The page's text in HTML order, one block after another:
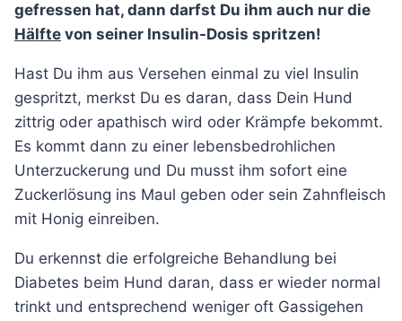
gefressen hat, dann darfst Du ihm auch nur die
Hälfte von seiner Insulin-Dosis spritzen!
Hast Du ihm aus Versehen einmal zu viel Insulin
gespritzt, merkst Du es daran, dass Dein Hund
zittrig oder apathisch wird oder Krämpfe bekommt.
Es kommt dann zu einer lebensbedrohlichen
Unterzuckerung und Du musst ihm sofort eine
Zuckerlösung ins Maul geben oder sein Zahnfleisch
mit Honig einreiben.
Du erkennst die erfolgreiche Behandlung bei
Diabetes beim Hund daran, dass er wieder normal
trinkt und entsprechend weniger oft Gassigehen